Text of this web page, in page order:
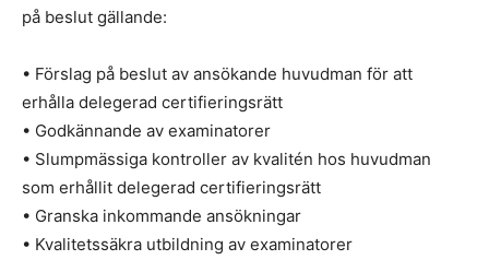
på beslut gällande:
• Förslag på beslut av ansökande huvudman för att
erhålla delegerad certifieringsrätt
• Godkännande av examinatorer
• Slumpmässiga kontroller av kvalitén hos huvudman
som erhållit delegerad certifieringsrätt
• Granska inkommande ansökningar
• Kvalitetssäkra utbildning av examinatorer